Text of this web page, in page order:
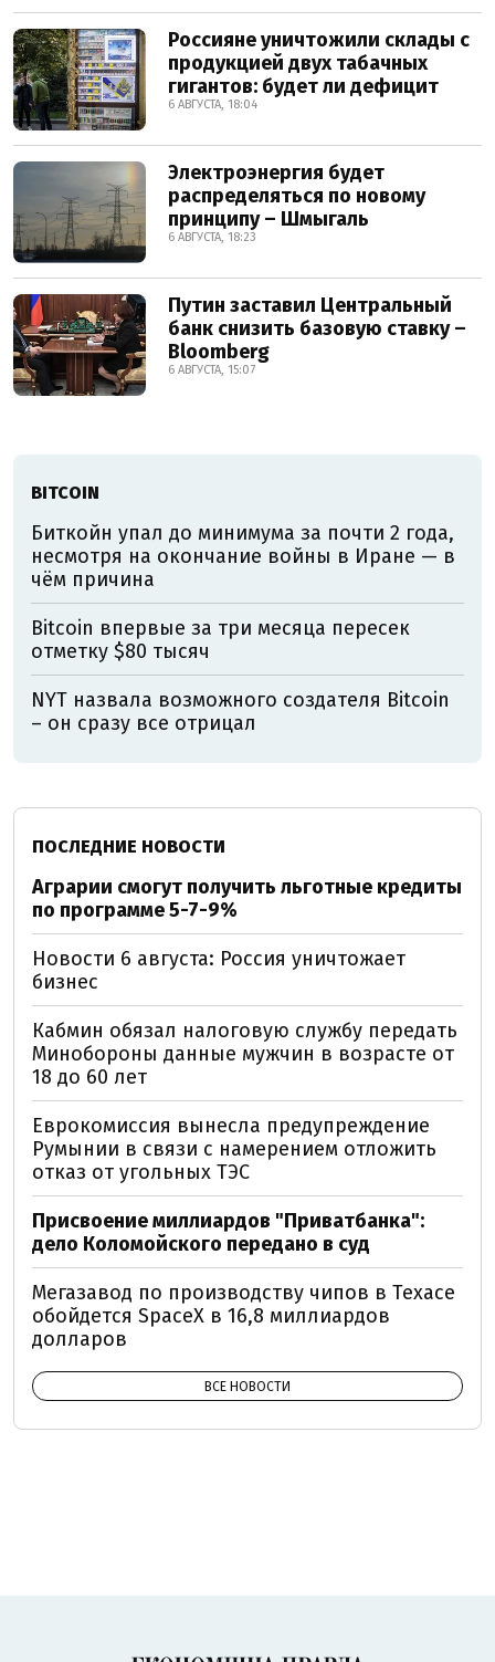
Россияне уничтожили склады с
продукцией двух табачных
гигантов: будет ли дефицит
6 АВГУСТА, 18:04
Электроэнергия будет
распределяться по новому
принципу – Шмыгаль
6 АВГУСТА, 18:23
Путин заставил Центральный
банк снизить базовую ставку –
Bloomberg
6 АВГУСТА, 15:07
BITCOIN
Биткойн упал до минимума за почти 2 года,
несмотря на окончание войны в Иране — в
чём причина
Bitcoin впервые за три месяца пересек
отметку $80 тысяч
NYT назвала возможного создателя Bitcoin
– он сразу все отрицал
ПОСЛЕДНИЕ НОВОСТИ
Аграрии смогут получить льготные кредиты
по программе 5-7-9%
Новости 6 августа: Россия уничтожает
бизнес
Кабмин обязал налоговую службу передать
Минобороны данные мужчин в возрасте от
18 до 60 лет
Еврокомиссия вынесла предупреждение
Румынии в связи с намерением отложить
отказ от угольных ТЭС
Присвоение миллиардов "Приватбанка":
дело Коломойского передано в суд
Мегазавод по производству чипов в Техасе
обойдется SpaceX в 16,8 миллиардов
долларов
ВСЕ НОВОСТИ